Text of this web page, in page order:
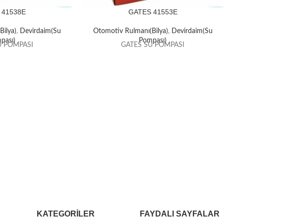
41538E
, Devirdaim(Su
POMPASI
GATES 41553E
Otomotiv Rulmanı(Bilya), Devirdaim(Su
Pompası)
GATES SU POMPASI
KATEGORILER FAYDALI SAYFALAR